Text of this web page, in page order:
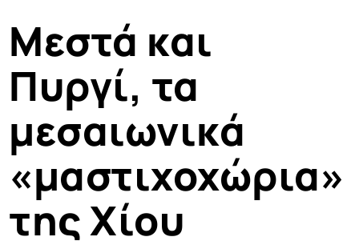
Μεστά και
Πυργί, τα
μεσαιωνικά
«μαστιχοχώρια»
της Χίου